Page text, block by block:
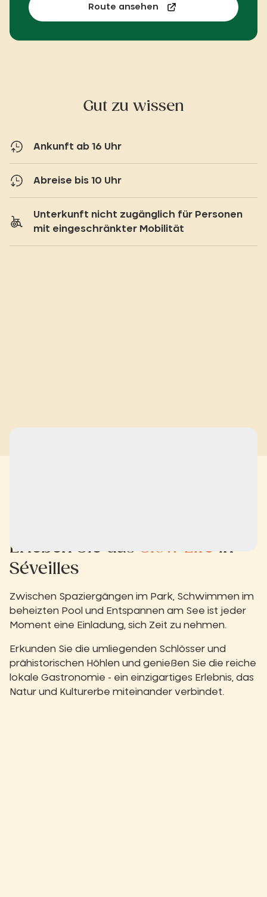
Route ansehen
Gut zu wissen
Ankunft ab 16 Uhr
Abreise bis 10 Uhr
Unterkunft nicht zugänglich für Personen
mit eingeschränkter Mobilität
Erleben Sie das Slow Life in
Séveilles
Zwischen Spaziergängen im Park, Schwimmen im
beheizten Pool und Entspannen am See ist jeder
Moment eine Einladung, sich Zeit zu nehmen.
Erkunden Sie die umliegenden Schlösser und
prähistorischen Höhlen und genießen Sie die reiche
lokale Gastronomie - ein einzigartiges Erlebnis, das
Natur und Kulturerbe miteinander verbindet.